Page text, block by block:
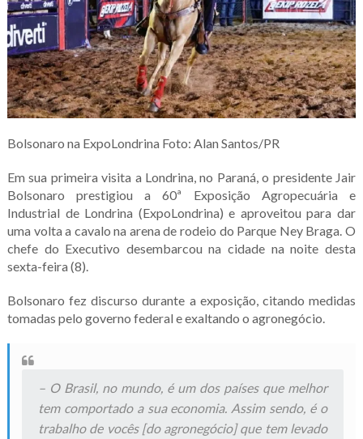
Bolsonaro na ExpoLondrina Foto: Alan Santos/PR
Em sua primeira visita a Londrina, no Paraná, o presidente Jair
Bolsonaro prestigiou a 60ª Exposição Agropecuária e
Industrial de Londrina (ExpoLondrina) e aproveitou para dar
uma volta a cavalo na arena de rodeio do Parque Ney Braga. O
chefe do Executivo desembarcou na cidade na noite desta
sexta-feira (8).
Bolsonaro fez discurso durante a exposição, citando medidas
tomadas pelo governo federal e exaltando o agronegócio.
– O Brasil, no mundo, é um dos países que melhor
tem comportado a sua economia. Assim sendo, é o
trabalho de vocês [do agronegócio] que tem levado